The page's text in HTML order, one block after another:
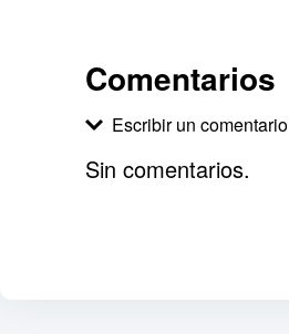
Comentarios
Escribir un comentario
Sin comentarios.